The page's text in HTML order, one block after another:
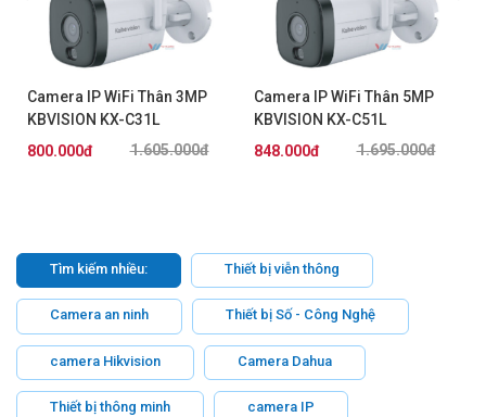
Camera IP WiFi Thân 3MP
KBVISION KX-C31L
1.605.000đ
800.000đ
Camera IP WiFi Thân 5MP
KBVISION KX-C51L
1.695.000đ
848.000đ
Tìm kiếm nhiều: Thiết bị viễn thông
Camera an ninh Thiết bị Số - Công Nghệ
camera Hikvision Camera Dahua
Thiết bị thông minh camera IP